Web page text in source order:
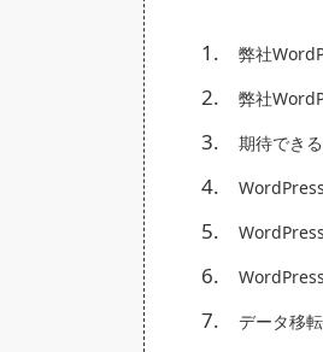
弊社
弊社
期待でき
データ移